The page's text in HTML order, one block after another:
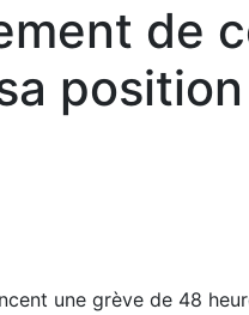
de
position